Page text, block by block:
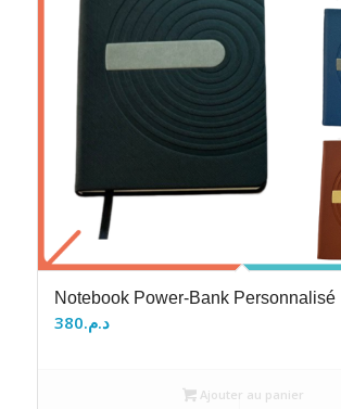
Notebook Power-Bank Personnalisé
د.م.380
Ajouter au panier